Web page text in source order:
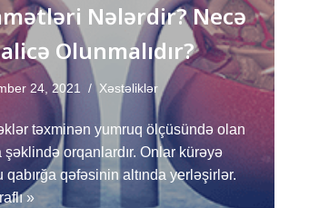
Nələrdir? Necə
Olunmalıdır?
24, 2021 Xəstəliklər
təxminən yumruq ölçüsündə olan
şəklində orqanlardır. Onlar kürəyə
qabırğa qəfəsinin altında yerləşirlər.
»